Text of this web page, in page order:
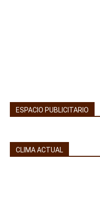
ESPACIO PUBLICITARIO
CLIMA ACTUAL